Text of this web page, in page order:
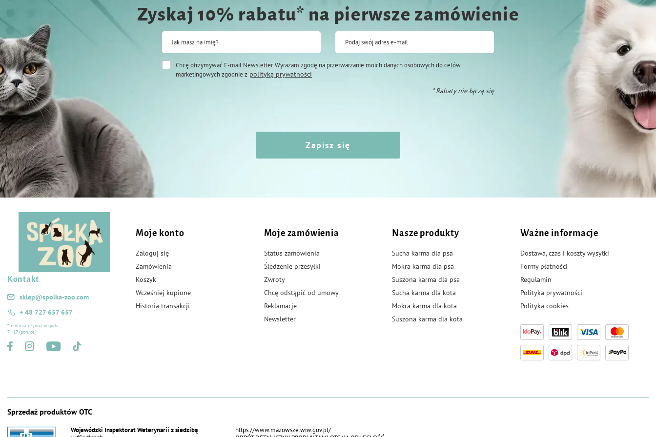
Zyskaj 10% rabatu* na pierwsze zamówienie
Jak masz na imię? Podaj swój adres e-mail
Chcę otrzymywać E-mail Newsletter. Wyrażam zgodę na przetwarzanie moich danych osobowych do celów
marketingowych zgodnie z polityką prywatności
* Rabaty nie łączą się
Zapisz się
Kontakt
sklep@spolka-zoo.com
+ 48 727 657 657
*Infolinia czynna w godz.
7 - 17 (pon.-pt.)
Moje konto
Zaloguj się
Zamówienia
Koszyk
Wcześniej kupione
Historia transakcji
Moje zamówienia
Status zamówienia
Śledzenie przesyłki
Zwroty
Chcę odstąpić od umowy
Reklamacje
Newsletter
Nasze produkty
Sucha karma dla psa
Mokra karma dla psa
Suszona karma dla psa
Sucha karma dla kota
Mokra karma dla kota
Suszona karma dla kota
Ważne informacje
Dostawa, czas i koszty wysyłki
Formy płatności
Regulamin
Polityka prywatności
Polityka cookies
Sprzedaż produktów OTC
Wojewódzki Inspektorat Weterynarii z siedzibą
https://www.mazowsze.wiw.gov.pl/